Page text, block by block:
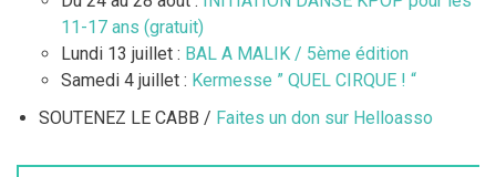
11-17 ans (gratuit)
Lundi 13 juillet : BAL A MALIK / 5ème édition
Samedi 4 juillet : Kermesse ” QUEL CIRQUE ! “
SOUTENEZ LE CABB / Faites un don sur Helloasso